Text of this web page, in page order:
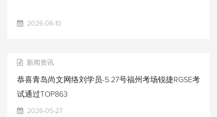
2026-06-10
新闻资讯
恭喜青岛尚文网络刘学员-5.27号福州考场锐捷RGSE考
试通过TOP863
2026-05-27